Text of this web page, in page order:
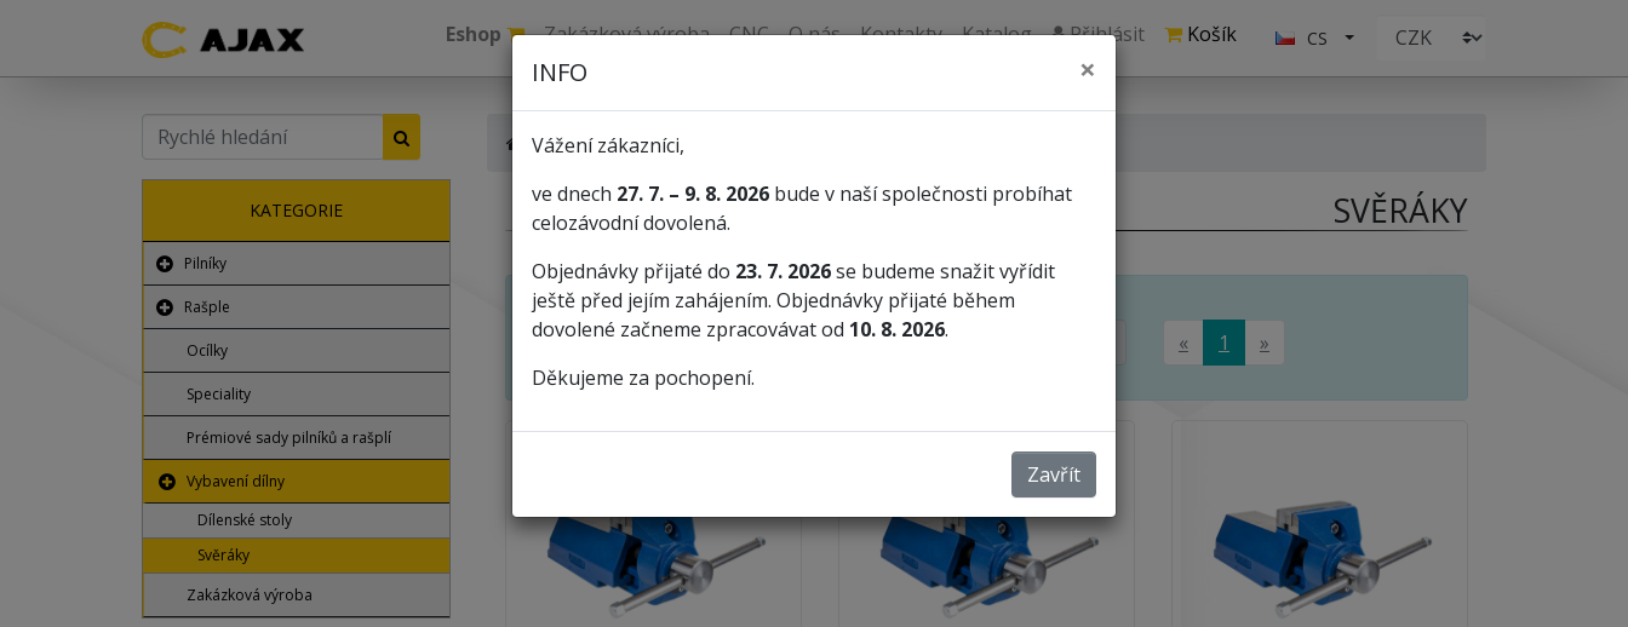
Eshop Zakázková výroba CNC O nás Kontakty Katalog Přihlásit Košík CS
KATEGORIE
Pilníky
Rašple
Ocílky
Speciality
Prémiové sady pilníků a rašplí
Vybavení dílny
Dílenské stoly
Svěráky
Zakázková výroba
Vybavení dílny
SVĚRÁKY
řadit:
zobrazit:
« 1 »
INFO ×
Vážení zákazníci,
ve dnech 27. 7. – 9. 8. 2026 bude v naší společnosti probíhat
celozávodní dovolená.
Objednávky přijaté do 23. 7. 2026se budeme snažit vyřídit
ještě před jejím zahájením. Objednávky přijaté během
dovolené začneme zpracovávat od 10. 8. 2026.
Děkujeme za pochopení.
Zavřít